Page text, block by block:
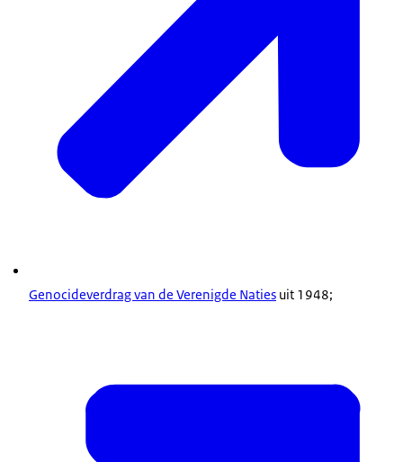
Genocideverdrag van de Verenigde Naties uit 1948;